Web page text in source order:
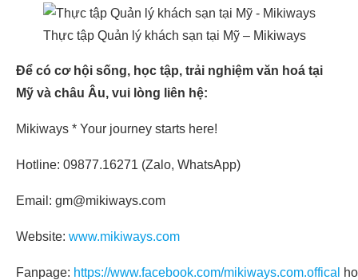
Thực tập Quản lý khách sạn tại Mỹ – Mikiways
Để có cơ hội sống, học tập, trải nghiệm văn hoá tại
Mỹ và châu Âu, vui lòng liên hệ:
Mikiways * Your journey starts here!
Hotline: 09877.16271 (Zalo, WhatsApp)
Email: gm@mikiways.com
Website: www.mikiways.com
Fanpage: https://www.facebook.com/mikiways.com.offical